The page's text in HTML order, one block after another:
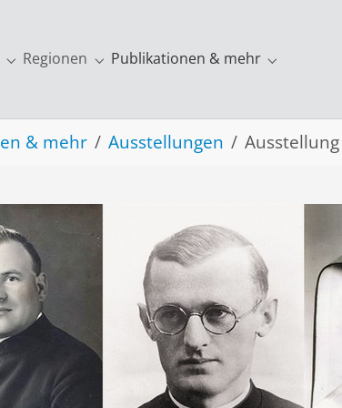
"Europa"
Submenu for "Über uns"
Regionen Submenu for "Regionen"
Publikationen & mehr Submenu
& mehr Ausstellungen